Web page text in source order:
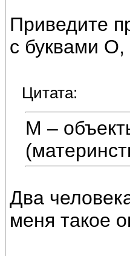
Приведите
с буквами
Цитата:
М –
Два
меня такое